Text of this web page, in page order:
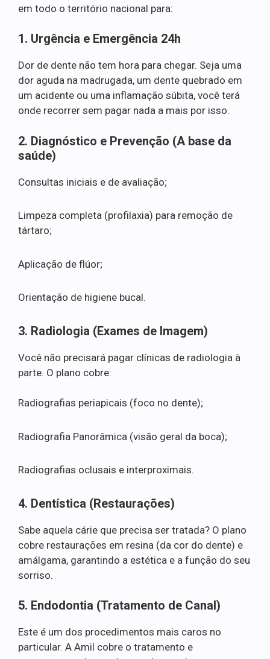
em todo o território nacional para:
1. Urgência e Emergência 24h
Dor de dente não tem hora para chegar. Seja uma
dor aguda na madrugada, um dente quebrado em
um acidente ou uma inflamação súbita, você terá
onde recorrer sem pagar nada a mais por isso.
2. Diagnóstico e Prevenção (A base da
saúde)
Consultas iniciais e de avaliação;
Limpeza completa (profilaxia) para remoção de
tártaro;
Aplicação de flúor;
Orientação de higiene bucal.
3. Radiologia (Exames de Imagem)
Você não precisará pagar clínicas de radiologia à
parte. O plano cobre:
Radiografias periapicais (foco no dente);
Radiografia Panorâmica (visão geral da boca);
Radiografias oclusais e interproximais.
4. Dentística (Restaurações)
Sabe aquela cárie que precisa ser tratada? O plano
cobre restaurações em resina (da cor do dente) e
amálgama, garantindo a estética e a função do seu
sorriso.
5. Endodontia (Tratamento de Canal)
Este é um dos procedimentos mais caros no
particular. A Amil cobre o tratamento e